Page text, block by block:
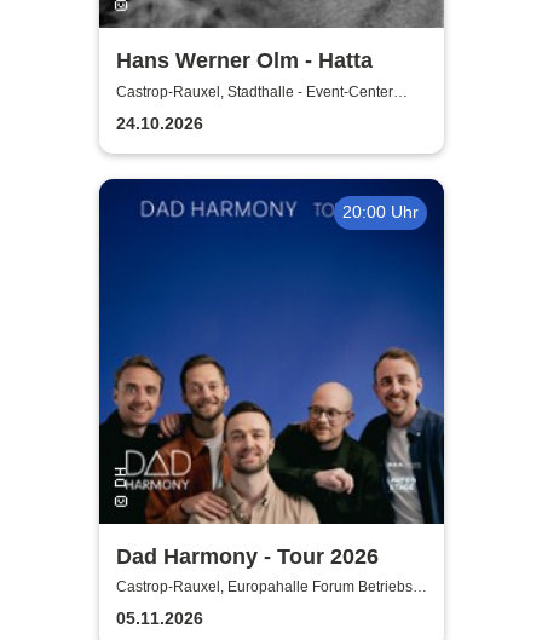
Hans Werner Olm - Hatta
Castrop-Rauxel, Stadthalle - Event-Center
Castrop-Rauxel
24.10.2026
20:00 Uhr
Dad Harmony - Tour 2026
Castrop-Rauxel, Europahalle Forum Betriebs-
GmbH
05.11.2026